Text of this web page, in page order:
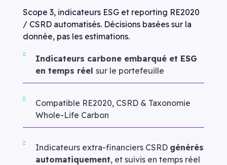
Scope 3, indicateurs ESG et reporting RE2020
/ CSRD automatisés. Décisions basées sur la
donnée, pas les estimations.
Indicateurs carbone embarqué et ESG
en temps réelsur le portefeuille
Compatible RE2020, CSRD & Taxonomie
Whole-Life Carbon
Indicateurs extra-financiers CSRD générés
automatiquement, et suivis en temps réel